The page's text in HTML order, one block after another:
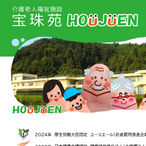
Skip
content